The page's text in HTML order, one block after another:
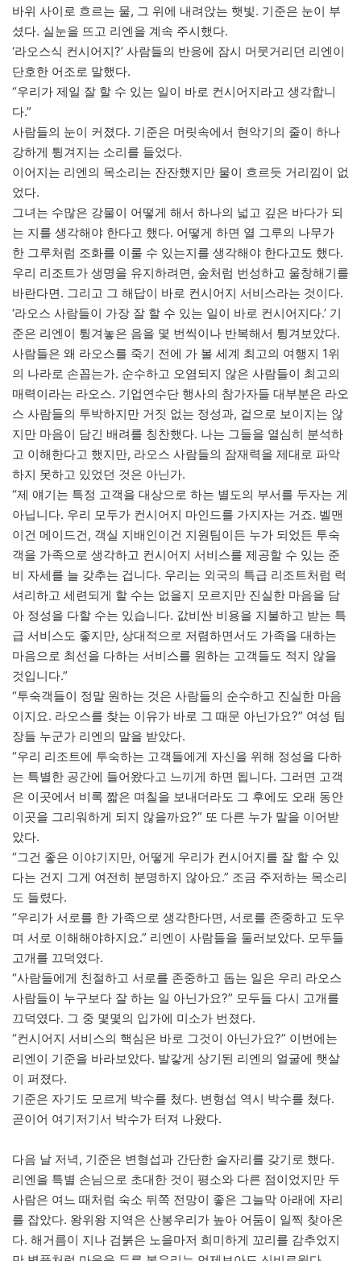
바위 사이로 흐르는 물, 그 위에 내려앉는 햇빛. 기준은 눈이 부
셨다. 실눈을 뜨고 리엔을 계속 주시했다.
‘라오스식 컨시어지?’ 사람들의 반응에 잠시 머뭇거리던 리엔이
단호한 어조로 말했다.
“우리가 제일 잘 할 수 있는 일이 바로 컨시어지라고 생각합니
다.”
사람들의 눈이 커졌다. 기준은 머릿속에서 현악기의 줄이 하나
강하게 튕겨지는 소리를 들었다.
이어지는 리엔의 목소리는 잔잔했지만 물이 흐르듯 거리낌이 없
었다.
그녀는 수많은 강물이 어떻게 해서 하나의 넓고 깊은 바다가 되
는 지를 생각해야 한다고 했다. 어떻게 하면 열 그루의 나무가
한 그루처럼 조화를 이룰 수 있는지를 생각해야 한다고도 했다.
우리 리조트가 생명을 유지하려면, 숲처럼 번성하고 울창해기를
바란다면. 그리고 그 해답이 바로 컨시어지 서비스라는 것이다.
‘라오스 사람들이 가장 잘 할 수 있는 일이 바로 컨시어지다.’ 기
준은 리엔이 튕겨놓은 음을 몇 번씩이나 반복해서 튕겨보았다.
사람들은 왜 라오스를 죽기 전에 가 볼 세계 최고의 여행지 1위
의 나라로 손꼽는가. 순수하고 오염되지 않은 사람들이 최고의
매력이라는 라오스. 기업연수단 행사의 참가자들 대부분은 라오
스 사람들의 투박하지만 거짓 없는 정성과, 겉으로 보이지는 않
지만 마음이 담긴 배려를 칭찬했다. 나는 그들을 열심히 분석하
고 이해한다고 했지만, 라오스 사람들의 잠재력을 제대로 파악
하지 못하고 있었던 것은 아닌가.
“제 얘기는 특정 고객을 대상으로 하는 별도의 부서를 두자는 게
아닙니다. 우리 모두가 컨시어지 마인드를 가지자는 거죠. 벨맨
이건 메이드건, 객실 지배인이건 지원팀이든 누가 되었든 투숙
객을 가족으로 생각하고 컨시어지 서비스를 제공할 수 있는 준
비 자세를 늘 갖추는 겁니다. 우리는 외국의 특급 리조트처럼 럭
셔리하고 세련되게 할 수는 없을지 모르지만 진실한 마음을 담
아 정성을 다할 수는 있습니다. 값비싼 비용을 지불하고 받는 특
급 서비스도 좋지만, 상대적으로 저렴하면서도 가족을 대하는
마음으로 최선을 다하는 서비스를 원하는 고객들도 적지 않을
것입니다.”
“투숙객들이 정말 원하는 것은 사람들의 순수하고 진실한 마음
이지요. 라오스를 찾는 이유가 바로 그 때문 아닌가요?” 여성 팀
장들 누군가 리엔의 말을 받았다.
“우리 리조트에 투숙하는 고객들에게 자신을 위해 정성을 다하
는 특별한 공간에 들어왔다고 느끼게 하면 됩니다. 그러면 고객
은 이곳에서 비록 짧은 며칠을 보내더라도 그 후에도 오래 동안
이곳을 그리워하게 되지 않을까요?” 또 다른 누가 말을 이어받
았다.
“그건 좋은 이야기지만, 어떻게 우리가 컨시어지를 잘 할 수 있
다는 건지 그게 여전히 분명하지 않아요.” 조금 주저하는 목소리
도 들렸다.
“우리가 서로를 한 가족으로 생각한다면, 서로를 존중하고 도우
며 서로 이해해야하지요.” 리엔이 사람들을 둘러보았다. 모두들
고개를 끄덕였다.
“사람들에게 친절하고 서로를 존중하고 돕는 일은 우리 라오스
사람들이 누구보다 잘 하는 일 아닌가요?” 모두들 다시 고개를
끄덕였다. 그 중 몇몇의 입가에 미소가 번졌다.
“컨시어지 서비스의 핵심은 바로 그것이 아닌가요?” 이번에는
리엔이 기준을 바라보았다. 발갛게 상기된 리엔의 얼굴에 햇살
이 퍼졌다.
기준은 자기도 모르게 박수를 쳤다. 변형섭 역시 박수를 쳤다.
곧이어 여기저기서 박수가 터져 나왔다.
다음 날 저녁, 기준은 변형섭과 간단한 술자리를 갖기로 했다.
리엔을 특별 손님으로 초대한 것이 평소와 다른 점이었지만 두
사람은 여느 때처럼 숙소 뒤쪽 전망이 좋은 그늘막 아래에 자리
를 잡았다. 왕위왕 지역은 산봉우리가 높아 어둠이 일찍 찾아온
다. 해거름이 지나 검붉은 노을마저 희미하게 꼬리를 감추었지